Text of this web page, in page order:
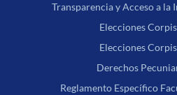
Transparencia y Acceso a
Elecciones
Elecciones
Derechos
Reglamento Específico